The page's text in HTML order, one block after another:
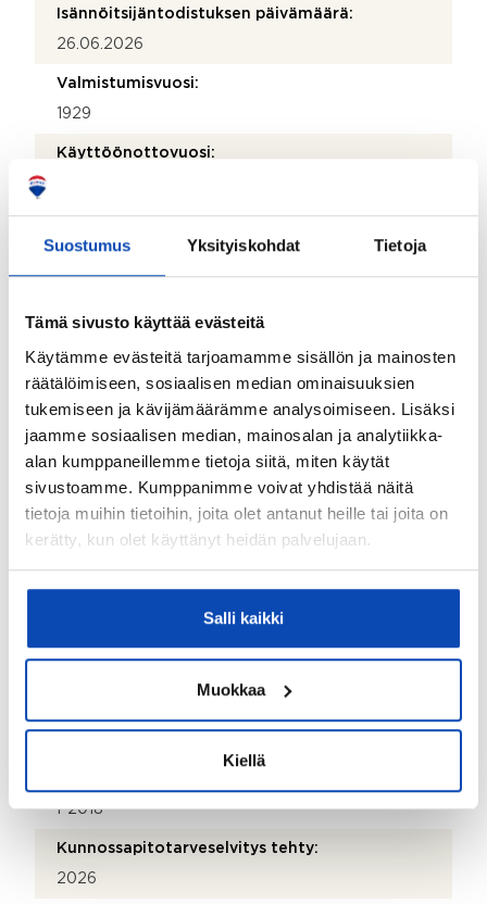
Suostumus Yksityiskohdat Tietoja
Tämä sivusto käyttää evästeitä
Käytämme evästeitä tarjoamamme sisällön ja mainosten
räätälöimiseen, sosiaalisen median ominaisuuksien
tukemiseen ja kävijämäärämme analysoimiseen. Lisäksi
jaamme sosiaalisen median, mainosalan ja analytiikka-
alan kumppaneillemme tietoja siitä, miten käytät
sivustoamme. Kumppanimme voivat yhdistää näitä
tietoja muihin tietoihin, joita olet antanut heille tai joita on
kerätty, kun olet käyttänyt heidän palvelujaan.
Salli kaikki
Muokkaa
Kiellä
Isännöitsijäntodistuksen päivämäärä:
26.06.2026
Valmistumisvuosi:
1929
Käyttöönottovuosi:
Tiili
Harjakatto
Katemateriaali:
Pelti
Lämmitysjärjestelmä:
Kaukolämpö ja keskuslämmitys
Kyllä
Taloyhtiössä sauna:
F2018
Kunnossapitotarveselvitys tehty:
2026